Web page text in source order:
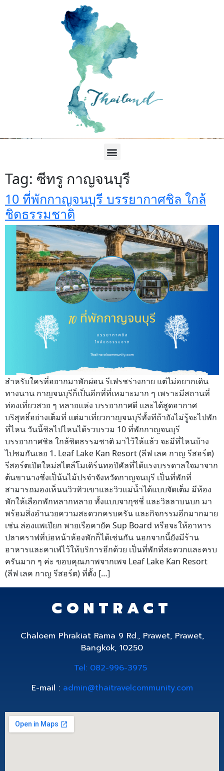
Tag: ซีทรู กาญจนบุรี
10 ที่พักกาญจนบุรี บรรยากาศชิล ใกล้
ชิดธรรมชาติ
สำหรับใครที่อยากมาพักผ่อน รีเฟรชร่างกาย แต่ไม่อยากเดิน
ทางนาน กาญจนบุรีก็เป็นอีกที่ที่เหมาะมาก ๆ เพราะมีสถานที่
ท่องเที่ยวสวย ๆ หลายแห่ง บรรยากาศดี และได้สูดอากาศ
บริสุทธิ์อย่างเต็มที่ แต่มาเที่ยวกาญจนบุรีทั้งทีถ้ายังไม่รู้จะไปพัก
ที่ไหน วันนี้ชิลไปไหนได้รวบรวม 10 ที่พักกาญจนบุรี
บรรยากาศชิล ใกล้ชิดธรรมชาติ มาไว้ให้แล้ว จะมีที่ไหนบ้าง
ไปชมกันเลย 1. Leaf Lake Kan Resort (ลีฟ เลค กาญ รีสอร์ต)
รีสอร์ตเปิดใหม่สไตล์โมเดิร์นทอปิคัลที่ได้แรงบรรดาลใจมาจาก
ต้นขานางซึ่งเป็น้นไม้ปรจำจังหวัดกาญจนบุรี เป็นที่พักที่
สามารถมองเห็นนวิวทิวเขาและวิวแม่น้ำได้แบบจัดเต็ม มีห้อง
พักให้เลือกพักหลากหลาย ทั้งแบบจากุชชี่ และวิลลาบนบก มา
พร้อมสิ่งอำนวยความสะดวกครบครัน และกิจกรรมอีกมากมาย
เช่น ล่องแพเปียก พายเรือคายัค Sup Board หรือจะให้อาหาร
ปลาคราฟที่บ่อหน้าห้องพักก็ได้เช่นกัน นอกจากนี้ยังมีร้าน
อาหารและคาเฟ่ไว้ให้บริการอีกด้วย เป็นที่พักที่สะดวกและครบ
ครันมาก ๆ ค่ะ ขอบคุณภาพจากเพจ Leaf Lake Kan Resort
(ลีฟ เลค กาญ รีสอร์ต) ที่ตั้ง […]
CONTRACT
Chaloem Phrakiat Rama 9 Rd., Prawet, Prawet,
Bangkok, 10250
Tel: 082-996-3975
E-mail : admin@thaitravelcommunity.com